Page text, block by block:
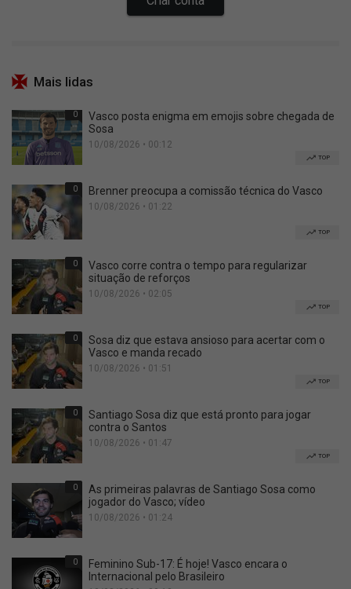
Mais lidas
0
Vasco posta enigma em emojis sobre chegada de
Sosa
10/08/2026 • 00:12
TOP
0 Brenner preocupa a comissão técnica do Vasco
10/08/2026 • 01:22
TOP
0
Vasco corre contra o tempo para regularizar
situação de reforços
10/08/2026 • 02:05
TOP
0
Sosa diz que estava ansioso para acertar com o
Vasco e manda recado
10/08/2026 • 01:51
TOP
0
Santiago Sosa diz que está pronto para jogar
contra o Santos
10/08/2026 • 01:47
TOP
0
As primeiras palavras de Santiago Sosa como
jogador do Vasco; vídeo
10/08/2026 • 01:24
0
Feminino Sub-17: É hoje! Vasco encara o
Internacional pelo Brasileiro